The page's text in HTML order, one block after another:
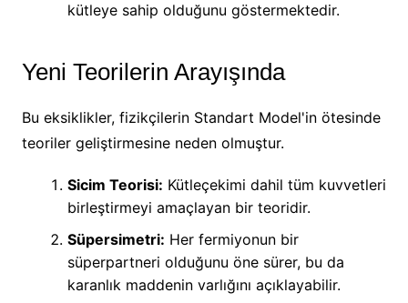
kütleye sahip olduğunu göstermektedir.
Yeni Teorilerin Arayışında
Bu eksiklikler, fizikçilerin Standart Model'in ötesinde
teoriler geliştirmesine neden olmuştur.
Sicim Teorisi: Kütleçekimi dahil tüm kuvvetleri
birleştirmeyi amaçlayan bir teoridir.
Süpersimetri: Her fermiyonun bir
süperpartneri olduğunu öne sürer, bu da
karanlık maddenin varlığını açıklayabilir.